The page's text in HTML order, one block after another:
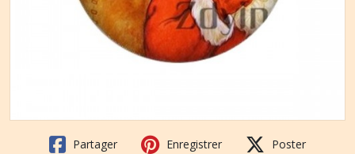
Partager Enregistrer Poster